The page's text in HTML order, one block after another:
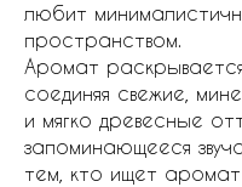
любит
пространством.
Аромат
соединяя свежие,
и мягко древесные
запоминающееся
тем, кто ищет